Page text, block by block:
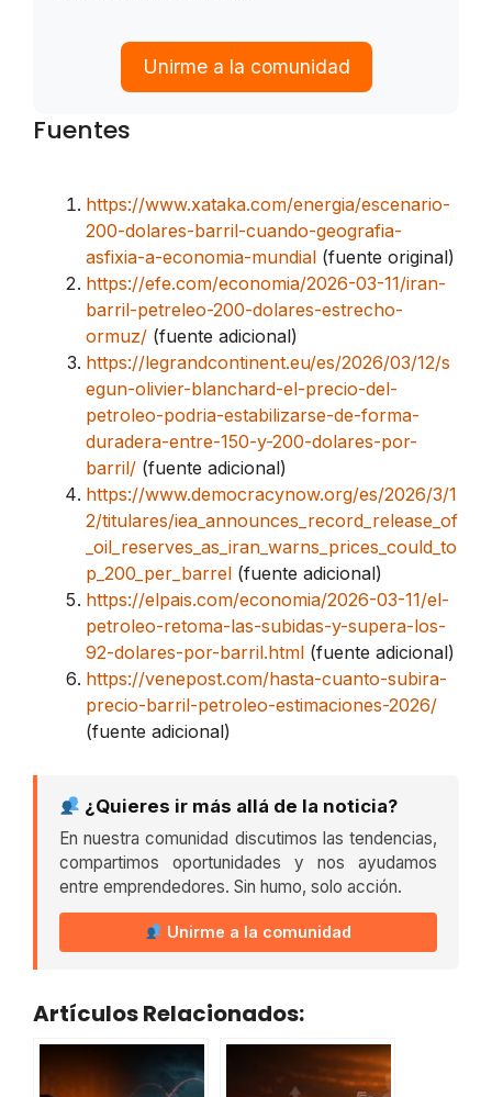
Unirme a la comunidad
Fuentes
https://www.xataka.com/energia/escenario-
200-dolares-barril-cuando-geografia-
asfixia-a-economia-mundial (fuente original)
https://efe.com/economia/2026-03-11/iran-
barril-petreleo-200-dolares-estrecho-
ormuz/ (fuente adicional)
https://legrandcontinent.eu/es/2026/03/12/s
egun-olivier-blanchard-el-precio-del-
petroleo-podria-estabilizarse-de-forma-
duradera-entre-150-y-200-dolares-por-
barril/ (fuente adicional)
https://www.democracynow.org/es/2026/3/1
2/titulares/iea_announces_record_release_of
_oil_reserves_as_iran_warns_prices_could_to
p_200_per_barrel (fuente adicional)
https://elpais.com/economia/2026-03-11/el-
petroleo-retoma-las-subidas-y-supera-los-
92-dolares-por-barril.html (fuente adicional)
https://venepost.com/hasta-cuanto-subira-
precio-barril-petroleo-estimaciones-2026/
(fuente adicional)
¿Quieres ir más allá de la noticia?
En nuestra comunidad discutimos las tendencias,
compartimos oportunidades y nos ayudamos
entre emprendedores. Sin humo, solo acción.
Unirme a la comunidad
Artículos Relacionados: